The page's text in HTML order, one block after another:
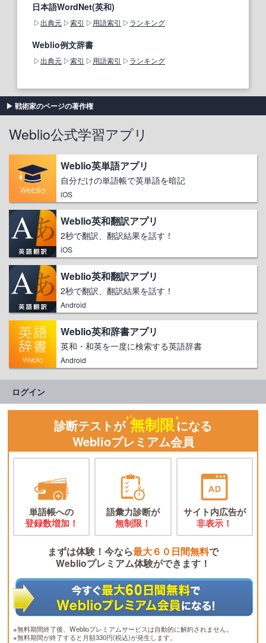
日本語WordNet(英和)
出典元 索引 用語索引 ランキング
Weblio例文辞書
出典元 索引 用語索引 ランキング
戦術家のページの著作権
Weblio公式学習アプリ
Weblio英単語アプリ
自分だけの単語帳で英単語を暗記
iOS
Weblio英和翻訳アプリ
2秒で翻訳、翻訳結果を話す！
iOS
Weblio英和翻訳アプリ
2秒で翻訳、翻訳結果を話す！
Android
Weblio英和辞書アプリ
英和・和英を一度に検索する英語辞書
Android
ログイン
診断テストが 無制限になる
Weblioプレミアム会員
単語帳への
登録数増加！
語彙力診断が
無制限！
サイト内広告が
非表示！
まずは体験！今なら最大６０日間無料で
Weblioプレミアム体験ができます！
※無料期間終了後、Weblioプレミアムサービスは自動的に解約されません。
※無料期間が終了すると月額330円(税込)が発生します。